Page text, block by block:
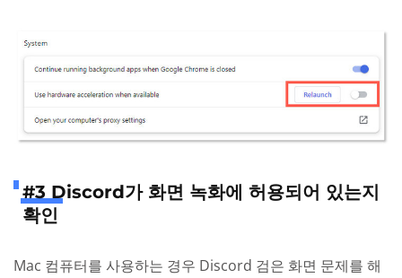
#3 Discord가 화면 녹화에 허용되어 있는지
확인
Mac 컴퓨터를 사용하는 경우 Discord 검은 화면 문제를 해